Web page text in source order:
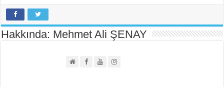
Hakkında: Mehmet Ali ŞENAY